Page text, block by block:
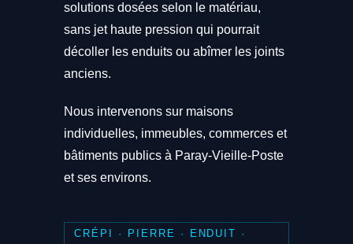
solutions dosées selon le matériau,
sans jet haute pression qui pourrait
décoller les enduits ou abîmer les joints
anciens.
Nous intervenons sur maisons
individuelles, immeubles, commerces et
bâtiments publics à Paray-Vieille-Poste
et ses environs.
CRÉPI · PIERRE · ENDUIT ·